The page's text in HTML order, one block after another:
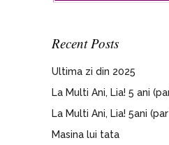
Recent Posts
Ultima zi din 2025
La Multi Ani, Lia! 5 ani
La Multi Ani, Lia! 5ani
Masina lui tata